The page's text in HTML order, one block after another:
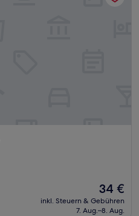
Der
Preis
beträgt
34 €
inkl. Steuern & Gebühren
7. Aug.–8. Aug.